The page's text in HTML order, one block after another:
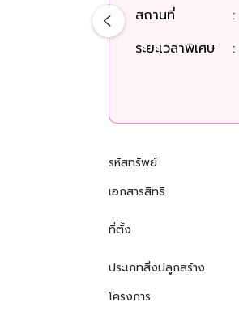
สถานที่
:
ระยะเวลาพิเศษ
:
รหัสทรัพย์
เอกสารสิทธิ
ที่ตั้ง
ประเภทสิ่งปลูกสร้าง
โครงการ